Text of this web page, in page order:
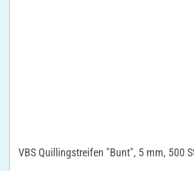
VBS Quillingstreifen "Bunt", 5 mm, 500